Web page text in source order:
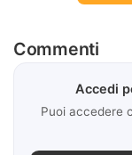
Commenti
Accedi
Puoi accedere